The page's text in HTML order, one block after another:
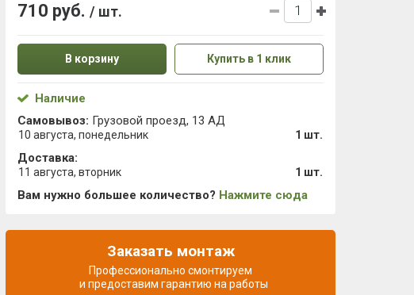
710 руб. / шт.
В корзину Купить в 1 клик
Наличие
Самовывоз: Грузовой проезд, 13 АД
10 августа, понедельник 1 шт.
Доставка:
11 августа, вторник 1 шт.
Вам нужно большее количество? Нажмите сюда
Заказать монтаж
Профессионально смонтируем
и предоставим гарантию на работы